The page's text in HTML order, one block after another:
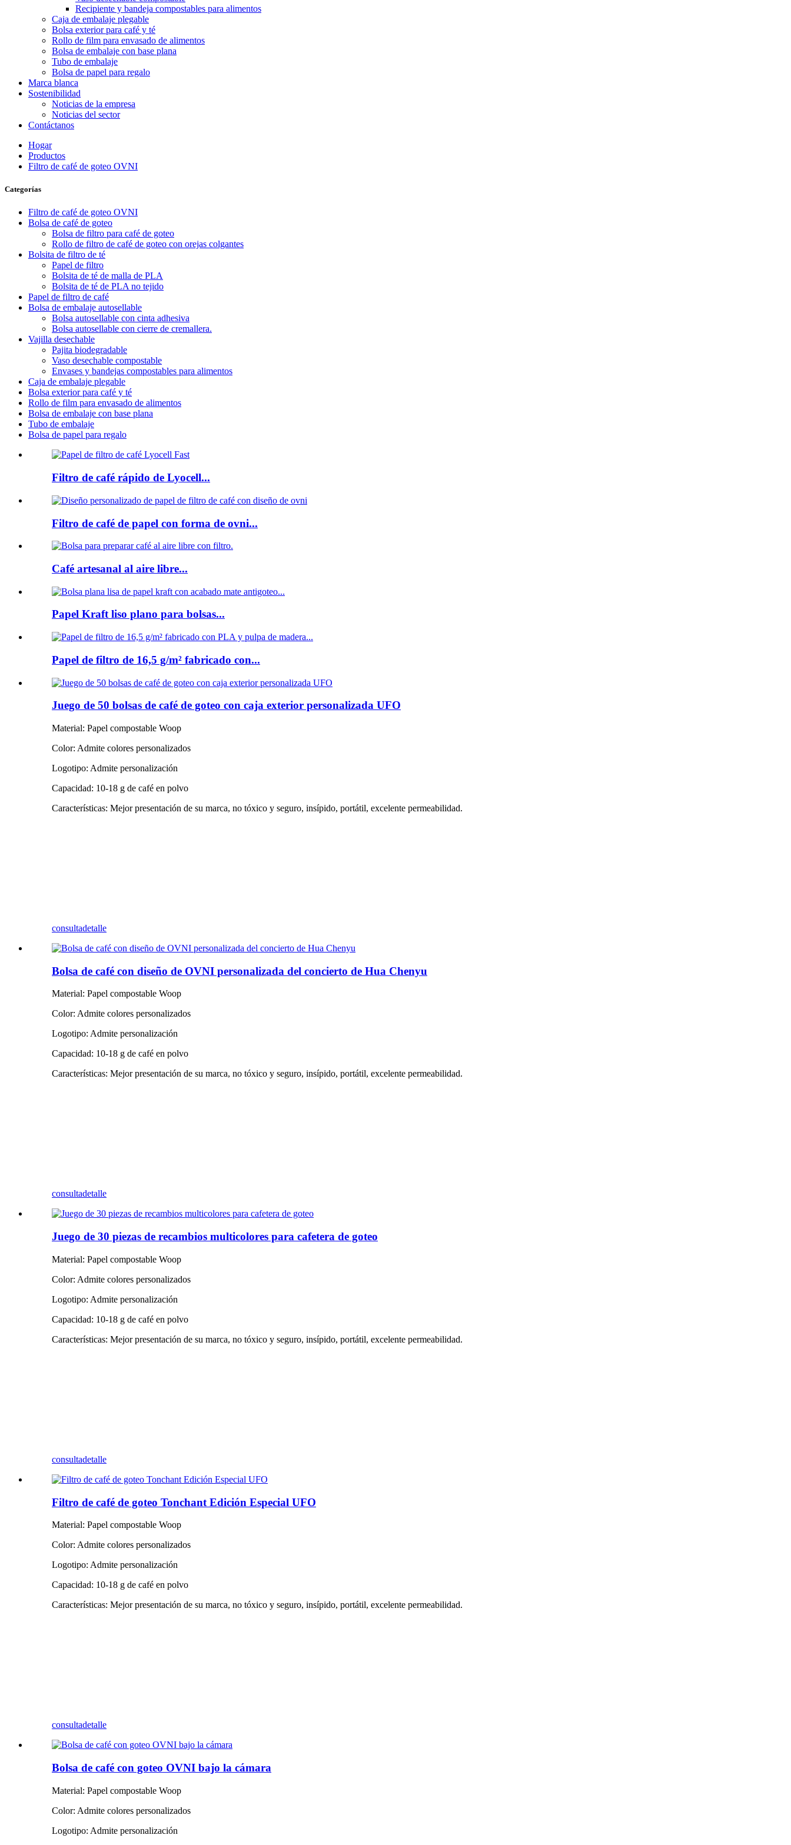
Recipiente y bandeja compostables para alimentos
Caja de embalaje plegable
Bolsa exterior para café y té
Rollo de film para envasado de alimentos
Bolsa de embalaje con base plana
Tubo de embalaje
Bolsa de papel para regalo
Marca blanca
Sostenibilidad
Noticias de la empresa
Noticias del sector
Contáctanos
Hogar
Productos
Filtro de café de goteo OVNI
Categorías
Filtro de café de goteo OVNI
Bolsa de café de goteo
Bolsa de filtro para café de goteo
Rollo de filtro de café de goteo con orejas colgantes
Bolsita de filtro de té
Papel de filtro
Bolsita de té de malla de PLA
Bolsita de té de PLA no tejido
Papel de filtro de café
Bolsa de embalaje autosellable
Bolsa autosellable con cinta adhesiva
Bolsa autosellable con cierre de cremallera.
Vajilla desechable
Pajita biodegradable
Vaso desechable compostable
Envases y bandejas compostables para alimentos
Caja de embalaje plegable
Bolsa exterior para café y té
Rollo de film para envasado de alimentos
Bolsa de embalaje con base plana
Tubo de embalaje
Bolsa de papel para regalo
Filtro de café rápido de Lyocell...
Filtro de café de papel con forma de ovni...
Café artesanal al aire libre...
Papel Kraft liso plano para bolsas...
Papel de filtro de 16,5 g/m² fabricado con...
Juego de 50 bolsas de café de goteo con caja exterior personalizada UFO
Material: Papel compostable Woop
Color: Admite colores personalizados
Logotipo: Admite personalización
Capacidad: 10-18 g de café en polvo
Características: Mejor presentación de su marca, no tóxico y seguro, insípido, portátil, excelente permeabilidad.
consultadetalle
Bolsa de café con diseño de OVNI personalizada del concierto de Hua Chenyu
Material: Papel compostable Woop
Color: Admite colores personalizados
Logotipo: Admite personalización
Capacidad: 10-18 g de café en polvo
Características: Mejor presentación de su marca, no tóxico y seguro, insípido, portátil, excelente permeabilidad.
consultadetalle
Juego de 30 piezas de recambios multicolores para cafetera de goteo
Material: Papel compostable Woop
Color: Admite colores personalizados
Logotipo: Admite personalización
Capacidad: 10-18 g de café en polvo
Características: Mejor presentación de su marca, no tóxico y seguro, insípido, portátil, excelente permeabilidad.
consultadetalle
Filtro de café de goteo Tonchant Edición Especial UFO
Material: Papel compostable Woop
Color: Admite colores personalizados
Logotipo: Admite personalización
Capacidad: 10-18 g de café en polvo
Características: Mejor presentación de su marca, no tóxico y seguro, insípido, portátil, excelente permeabilidad.
consultadetalle
Bolsa de café con goteo OVNI bajo la cámara
Material: Papel compostable Woop
Color: Admite colores personalizados
Logotipo: Admite personalización